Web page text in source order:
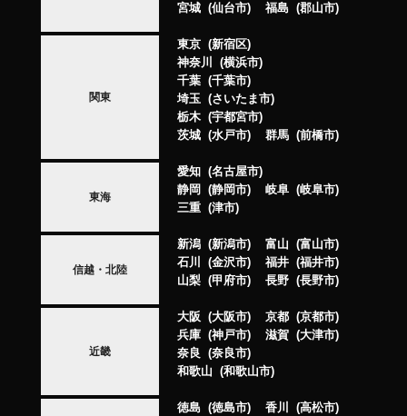
宮城
仙台市 福島 郡山市
関東
東京
新宿区
神奈川
横浜市
千葉
千葉市
埼玉
さいたま市
栃木
宇都宮市
茨城
水戸市 群馬 前橋市
東海
愛知
名古屋市
静岡
静岡市 岐阜
岐阜市
三重
津市
信越・北陸
新潟 新潟市 富山
富山市
石川
金沢市 福井
福井市
山梨
甲府市 長野 長野市
近畿
大阪 大阪市 京都
京都市
兵庫
神戸市 滋賀
大津市
奈良
奈良市
和歌山
和歌山市
徳島 徳島市 香川
高松市